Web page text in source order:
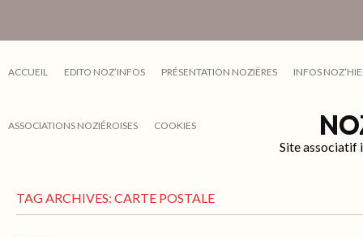
ACCUEIL EDITO NOZ’INFOS PRÉSENTATION NOZIÈRES INFOS
ASSOCIATIONS NOZIÉROISES COOKIES
Site associatif
TAG ARCHIVES: CARTE POSTALE